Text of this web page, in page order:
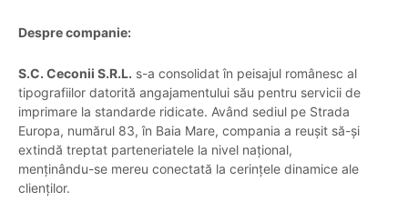
Despre companie:
S.C. Ceconii S.R.L. s-a consolidat în peisajul românesc al
tipografiilor datorită angajamentului său pentru servicii de
imprimare la standarde ridicate. Având sediul pe Strada
Europa, numărul 83, în Baia Mare, compania a reușit să-și
extindă treptat parteneriatele la nivel național,
menținându-se mereu conectată la cerințele dinamice ale
clienților.